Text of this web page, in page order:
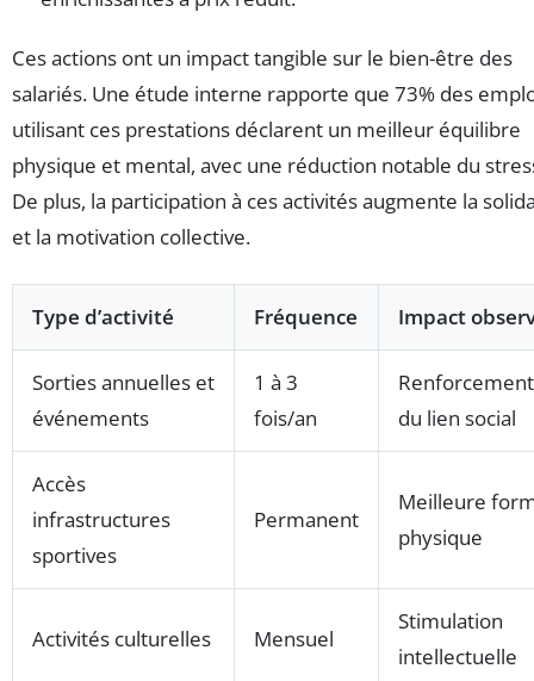
Ces actions ont un impact tangible sur le bien-être des
salariés. Une étude interne rapporte que 73% des
utilisant ces prestations déclarent un meilleur équilibre
physique et mental, avec une réduction notable du
De plus, la participation à ces activités augmente la
et la motivation collective.
Type d’activité Fréquence Impact
Sorties annuelles et
événements
1 à 3
fois/an
Renforcement
du lien social
Accès
infrastructures
sportives
Permanent
Meilleure
physique
Activités culturelles Mensuel
Stimulation
intellectuelle